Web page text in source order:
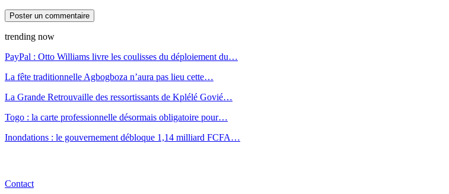
trending now
PayPal : Otto Williams livre les coulisses du déploiement du…
La fête traditionnelle Agbogboza n’aura pas lieu cette…
La Grande Retrouvaille des ressortissants de Kplélé Govié…
Togo : la carte professionnelle désormais obligatoire pour…
Inondations : le gouvernement débloque 1,14 milliard FCFA…
Contact